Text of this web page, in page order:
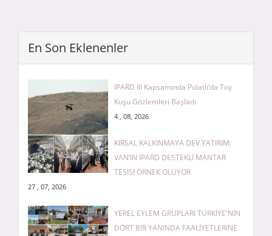
En Son Eklenenler
IPARD III Kapsamında Polatlı’da Toy
Kuşu Gözlemleri Başladı
4 , 08, 2026
KIRSAL KALKINMAYA DEV YATIRIM:
VAN’IN IPARD DESTEKLİ MANTAR
TESİSİ ÖRNEK OLUYOR
27 , 07, 2026
YEREL EYLEM GRUPLARI TÜRKİYE'NİN
DÖRT BİR YANINDA FAALİYETLERİNE